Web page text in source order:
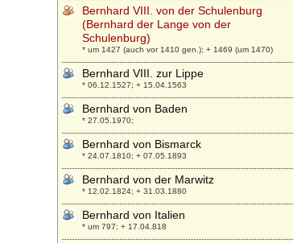
Bernhard VIII. von der Schulenburg
(Bernhard der Lange von der
Schulenburg)
* um 1427 (auch vor 1410 gen.); + 1469 (um 1470)
Bernhard VIII. zur Lippe
* 06.12.1527; + 15.04.1563
Bernhard von Baden
* 27.05.1970;
Bernhard von Bismarck
* 24.07.1810; + 07.05.1893
Bernhard von der Marwitz
* 12.02.1824; + 31.03.1880
Bernhard von Italien
* um 797; + 17.04.818